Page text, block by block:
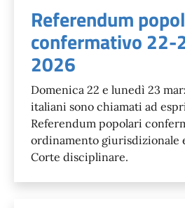
Referendum
confermativo 22-
2026
Domenica 22 e lunedì 23
italiani sono chiamati ad
Referendum popolari
ordinamento giurisdizionale
Corte disciplinare.